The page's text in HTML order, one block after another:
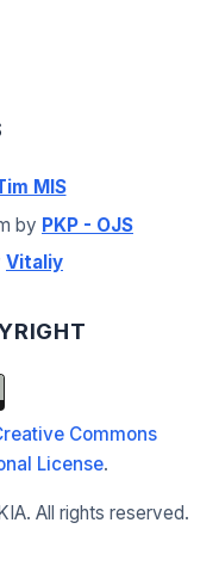
MIS
by PKP - OJS
Vitaliy
Commons
License.
All rights reserved.